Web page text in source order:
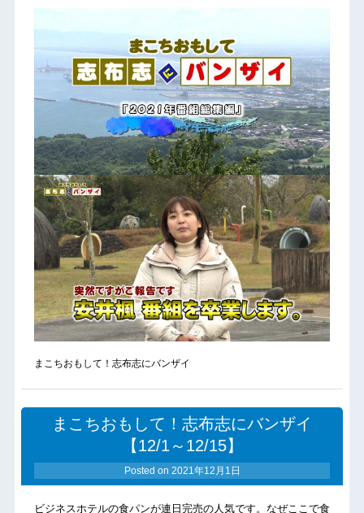
まこちおもして！志布志にバンザイ
まこちおもして！志布志にバンザイ
【12/1～12/15】
Posted on 2021年12月1日
ビジネスホテルの食パンが連日完売の人気です。なぜここで食